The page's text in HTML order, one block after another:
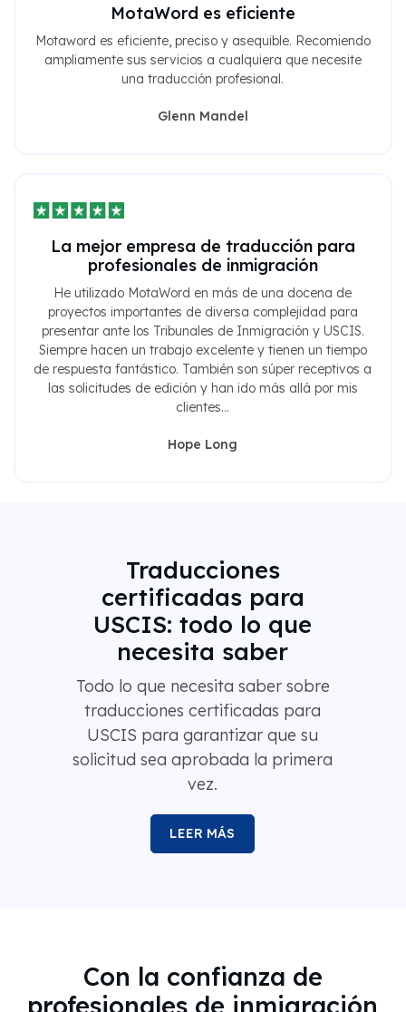
MotaWord es eficiente
Motaword es eficiente, preciso y asequible. Recomiendo
ampliamente sus servicios a cualquiera que necesite
una traducción profesional.
Glenn Mandel
La mejor empresa de traducción para
profesionales de inmigración
He utilizado MotaWord en más de una docena de
proyectos importantes de diversa complejidad para
presentar ante los Tribunales de Inmigración y USCIS.
Siempre hacen un trabajo excelente y tienen un tiempo
de respuesta fantástico. También son súper receptivos a
las solicitudes de edición y han ido más allá por mis
clientes...
Hope Long
Traducciones
certificadas para
USCIS: todo lo que
necesita saber
Todo lo que necesita saber sobre
traducciones certificadas para
USCIS para garantizar que su
solicitud sea aprobada la primera
vez.
LEER MÁS
Con la confianza de
profesionales de inmigración